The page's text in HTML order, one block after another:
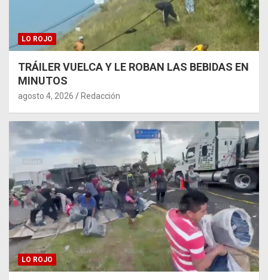
LO ROJO
TRÁILER VUELCA Y LE ROBAN LAS BEBIDAS EN
MINUTOS
agosto 4, 2026 Redacción
LO ROJO